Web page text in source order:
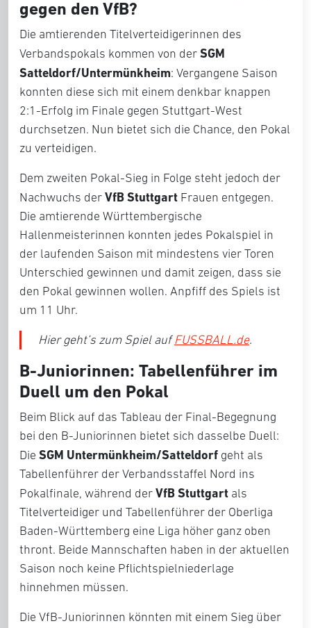
gegen den VfB?
Die amtierenden Titelverteidigerinnen des
Verbandspokals kommen von der SGM
Satteldorf/Untermünkheim: Vergangene Saison
konnten diese sich mit einem denkbar knappen
2:1-Erfolg im Finale gegen Stuttgart-West
durchsetzen. Nun bietet sich die Chance, den Pokal
zu verteidigen.
Dem zweiten Pokal-Sieg in Folge steht jedoch der
Nachwuchs der VfB Stuttgart Frauen entgegen.
Die amtierende Württembergische
Hallenmeisterinnen konnten jedes Pokalspiel in
der laufenden Saison mit mindestens vier Toren
Unterschied gewinnen und damit zeigen, dass sie
den Pokal gewinnen wollen. Anpfiff des Spiels ist
um 11 Uhr.
Hier geht’s zum Spiel aufFUSSBALL.de.
B-Juniorinnen: Tabellenführer im
Duell um den Pokal
Beim Blick auf das Tableau der Final-Begegnung
bei den B-Juniorinnen bietet sich dasselbe Duell:
Die SGM Untermünkheim/Satteldorf geht als
Tabellenführer der Verbandsstaffel Nord ins
Pokalfinale, während der VfB Stuttgart als
Titelverteidiger und Tabellenführer der Oberliga
Baden-Württemberg eine Liga höher ganz oben
thront. Beide Mannschaften haben in der aktuellen
Saison noch keine Pflichtspielniederlage
hinnehmen müssen.
Die VfB-Juniorinnen könnten mit einem Sieg über